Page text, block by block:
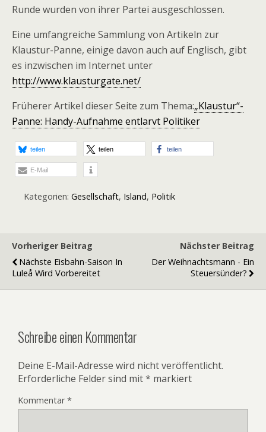
Runde wurden von ihrer Partei ausgeschlossen.
Eine umfangreiche Sammlung von Artikeln zur
Klaustur-Panne, einige davon auch auf Englisch, gibt
es inzwischen im Internet unter
http://www.klausturgate.net/
Früherer Artikel dieser Seite zum Thema:„Klaustur“-
Panne: Handy-Aufnahme entlarvt Politiker
teilen teilen teilen
E-Mail
Kategorien: Gesellschaft, Island, Politik
Vorheriger Beitrag
Nächste Eisbahn-Saison In
Luleå Wird Vorbereitet
Nächster Beitrag
Der Weihnachtsmann - Ein
Steuersünder?
Schreibe einen Kommentar
Deine E-Mail-Adresse wird nicht veröffentlicht.
Erforderliche Felder sind mit* markiert
Kommentar*